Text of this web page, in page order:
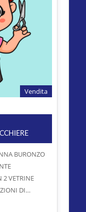
Vendita
BURONZO
2 VETRINE
DI…